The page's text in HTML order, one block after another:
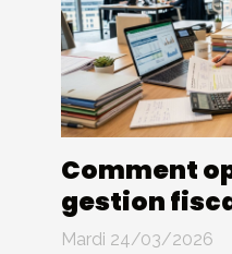
Comment
gestion
d'un expert ?
Mardi 24/03/2026